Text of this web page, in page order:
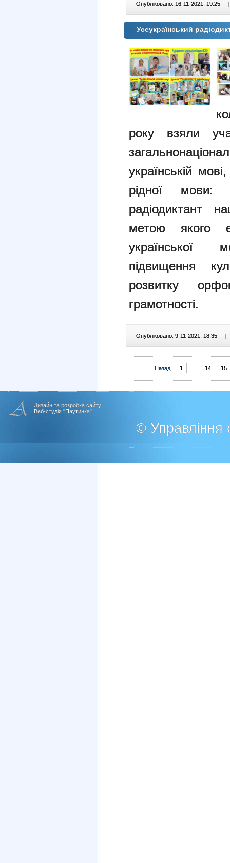
Опубліковано: 16-11-2021, 19:25
Усеукраїнський
року взяли
українській
рідної мови:
радіодиктант
метою якого
української
підвищення
розвитку
грамотності.
Опубліковано: 9-11-2021, 18:35
Назад 1 14 15
Дизайн та розробка сайту
Веб-студія "Паутинка"
© Управління